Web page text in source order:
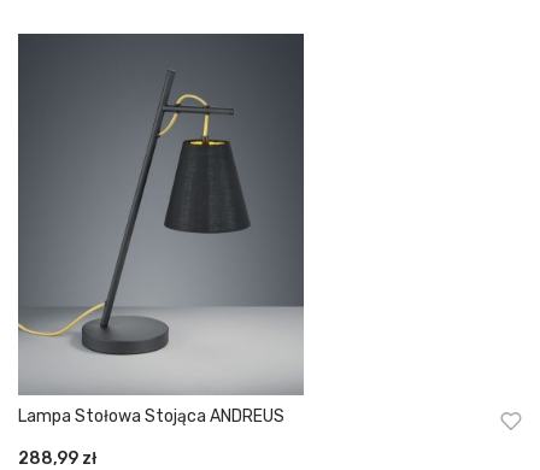
Lampa Stołowa Stojąca ANDREUS
288,99 zł